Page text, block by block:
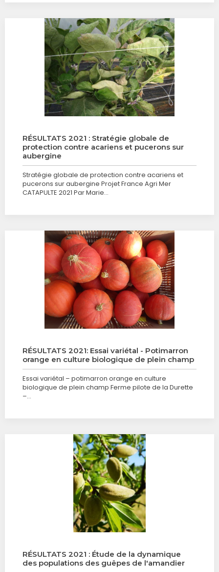
RÉSULTATS 2021 : Stratégie globale de
protection contre acariens et pucerons sur
aubergine
Stratégie globale de protection contre acariens et
pucerons sur aubergine Projet France Agri Mer
CATAPULTE 2021 Par Marie…
RÉSULTATS 2021: Essai variétal - Potimarron
orange en culture biologique de plein champ
Essai variétal – potimarron orange en culture
biologique de plein champ Ferme pilote de la Durette
–…
RÉSULTATS 2021 : Étude de la dynamique
des populations des guêpes de l'amandier